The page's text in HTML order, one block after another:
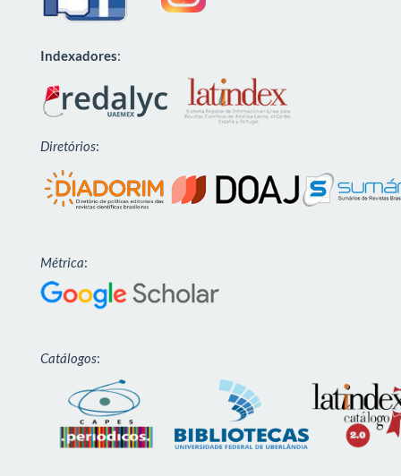
Indexadores:
Diretórios:
Métrica:
Catálogos: